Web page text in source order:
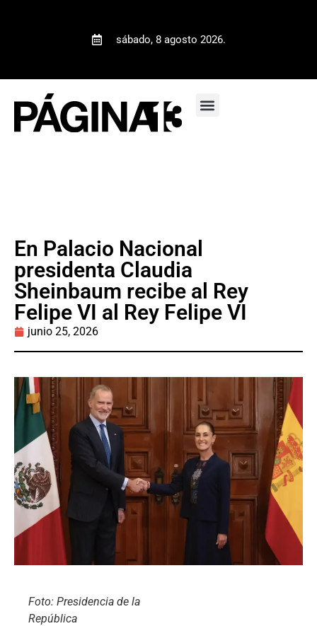
sábado, 8 agosto 2026.
En Palacio Nacional
presidenta Claudia
Sheinbaum recibe al Rey
Felipe VI al Rey Felipe VI
junio 25, 2026
Foto: Presidencia de la
República